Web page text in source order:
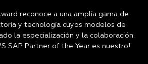
reconoce a una amplia gama de
y tecnología cuyos modelos de
la especialización y la colaboración.
SAP Partner of the Year es nuestro!